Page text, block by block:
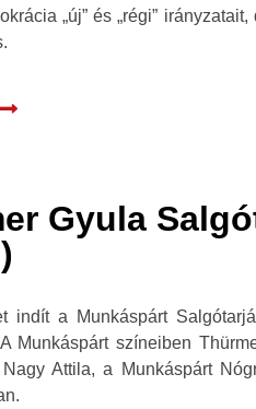
„új” és „régi”
Gyula
indít a Munkáspárt
Munkáspárt színeiben
Attila, a Munkáspárt